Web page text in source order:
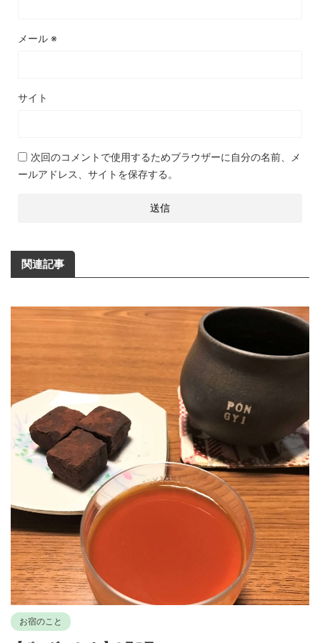
メール ※
サイト
次回のコメントで使用するためブラウザーに自分の名前、メ
ールアドレス、サイトを保存する。
関連記事
お宿のこと